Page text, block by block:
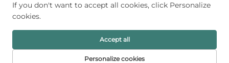
[email protected]
© 2026 A1 Packing Co., Ltd. Всички права запазени.
поверителност
If you don't want to accept all cookies, click Personalize
cookies.
Personalize cookies
Accept all